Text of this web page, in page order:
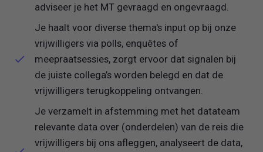
adviseer je het MT gevraagd en ongevraagd.
Je haalt voor diverse thema's input op bij onze
vrijwilligers via polls, enquêtes of
meepraatsessies, zorgt ervoor dat signalen bij
de juiste collega’s worden belegd en dat de
vrijwilligers terugkoppeling ontvangen.
Je verzamelt in afstemming met het datateam
relevante data over (onderdelen) van de reis die
vrijwilligers bij ons afleggen, analyseert de data,